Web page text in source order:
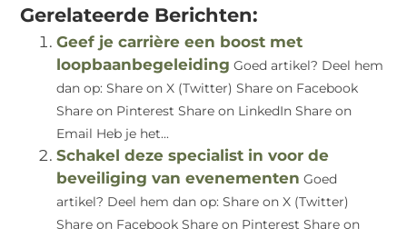
Gerelateerde Berichten:
Geef je carrière een boost met
loopbaanbegeleiding Goed artikel? Deel hem
dan op: Share on X (Twitter) Share on Facebook
Share on Pinterest Share on LinkedIn Share on
Email Heb je het...
Schakel deze specialist in voor de
beveiliging van evenementen Goed
artikel? Deel hem dan op: Share on X (Twitter)
Share on Facebook Share on Pinterest Share on